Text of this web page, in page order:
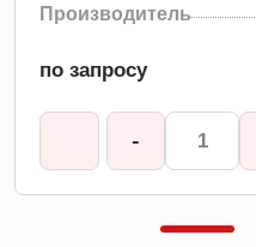
Производитель
по запросу
-